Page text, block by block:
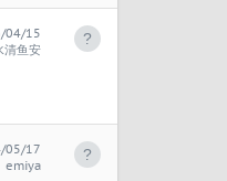
04/15
清鱼安
05/17
emiya